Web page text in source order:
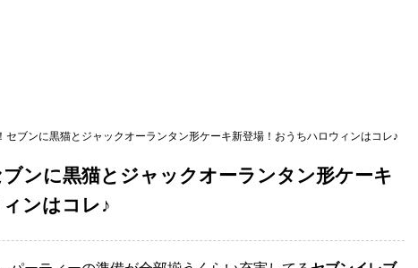
セブンに黒猫とジャックオーランタン形ケーキ新登場！おうちハロウィンはコレ♪
ンに黒猫とジャックオーランタン形ケーキ
ンはコレ♪